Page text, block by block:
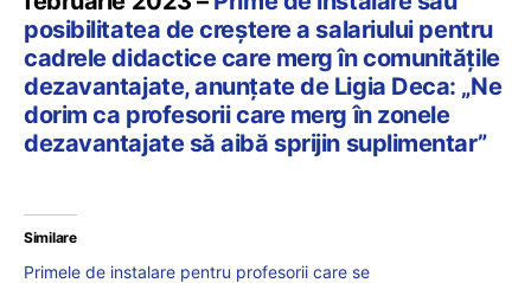
posibilitatea de creștere a salariului pentru
cadrele didactice care merg în comunitățile
dezavantajate, anunțate de Ligia Deca: „Ne
dorim ca profesorii care merg în zonele
dezavantajate să aibă sprijin suplimentar”
Similare
Primele de instalare pentru profesorii care se